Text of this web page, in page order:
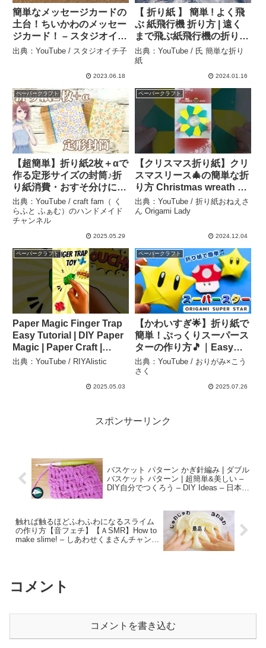
簡単なメッセージカードの
土台！ちいかわのメッセー
ジカード！ – スタジオイチ
子
出典：YouTube / スタジオイチ子
2023.06.18
【 折り紙 】 簡単 ! よく飛
ぶ 紙飛行機 折り方 | 遠く
まで飛ぶ紙飛行機の折り方
| ペーパーロケット – 氏 簡
単な折り紙
出典：YouTube / 氏 簡単な折り
紙
2024.01.16
ペーパークラフト
【超簡単】折り紙2枚＋αで
作る定形サイズの封筒♪折
り紙消費・おすそ分けに♪
#100均 #ペーパークラフト
#手作り封筒 – craft fam（
くらふと ふぁむ）のハン
ドメイドチャンネル
出典：YouTube / craft fam（ く
らふと ふぁむ）のハンドメイド
チャンネル
2025.05.29
ペーパークラフト
【クリスマス折り紙】クリ
スマスリース🎄の簡単な折
り方 Christmas wreath #
クリスマス #Xmas
#Christmas #折り紙
出典：YouTube / 折り紙おねえさ
ん Origami Lady
2024.12.04
ペーパークラフト
Paper Magic Finger Trap
Easy Tutorial | DIY Paper
Magic | Paper Craft |
#shorts #ytshorts –
出典：YouTube / RIYAlistic
2025.05.03
ペーパークラフト
【かわいすぎ🌟】折り紙で
簡単！ぷっくりスーパース
ターの作り方🎵｜Easy
Origami Super Star – おり
がみ×こうさく
出典：YouTube / おりがみ×こう
さく
2025.07.26
スポンサーリンク
バスケット パターン かぎ針編み | ダブル
バスケット パターン | 超簡単&美しい –
DIY自分でつくろう – DIY Ideas – 日本語
触れば触るほどふわふわになるスライム
の作り方【音フェチ】【ＡSMR】How to
make slime! – しあわせくまさんチャンネ
コメント
コメントを書き込む